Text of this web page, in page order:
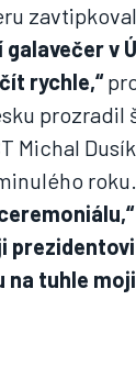
v
rychle,“
prozradil
Michal
roku.
tuhle